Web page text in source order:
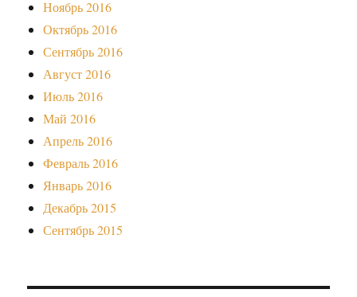
Ноябрь 2016
Октябрь 2016
Сентябрь 2016
Август 2016
Июль 2016
Май 2016
Апрель 2016
Февраль 2016
Январь 2016
Декабрь 2015
Сентябрь 2015